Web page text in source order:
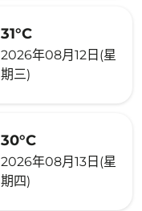
31°C
2026年08月12日(星
期三)
30°C
2026年08月13日(星
期四)